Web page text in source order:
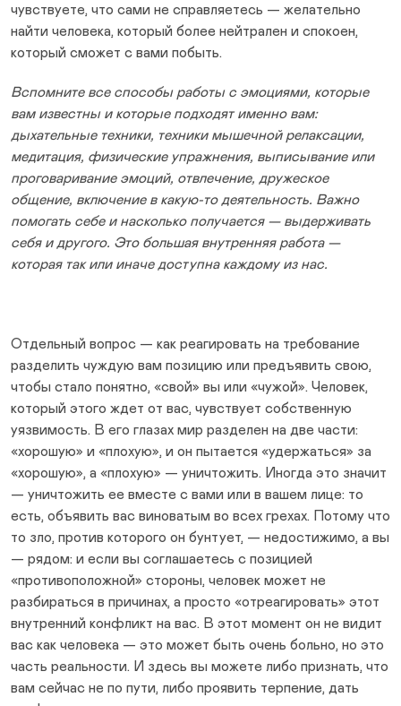
чувствуете, что сами не справляетесь — желательно
найти человека, который более нейтрален и спокоен,
который сможет с вами побыть.
Вспомните все способы работы с эмоциями, которые
вам известны и которые подходят именно вам:
дыхательные техники, техники мышечной релаксации,
медитация, физические упражнения, выписывание или
проговаривание эмоций, отвлечение, дружеское
общение, включение в какую-то деятельность. Важно
помогать себе и насколько получается — выдерживать
себя и другого. Это большая внутренняя работа —
которая так или иначе доступна каждому из нас.
Отдельный вопрос — как реагировать на требование
разделить чуждую вам позицию или предъявить свою,
чтобы стало понятно, «свой» вы или «чужой». Человек,
который этого ждет от вас, чувствует собственную
уязвимость. В его глазах мир разделен на две части:
«хорошую» и «плохую», и он пытается «удержаться» за
«хорошую», а «плохую» — уничтожить. Иногда это значит
— уничтожить ее вместе с вами или в вашем лице: то
есть, объявить вас виноватым во всех грехах. Потому что
то зло, против которого он бунтует, — недостижимо, а вы
— рядом: и если вы соглашаетесь с позицией
«противоположной» стороны, человек может не
разбираться в причинах, а просто «отреагировать» этот
внутренний конфликт на вас. В этот момент он не видит
вас как человека — это может быть очень больно, но это
часть реальности. И здесь вы можете либо признать, что
вам сейчас не по пути, либо проявить терпение, дать